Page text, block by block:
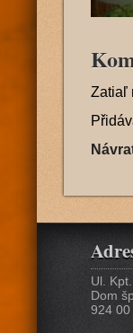
Zatiaľ
Ul.
Dom
924 00